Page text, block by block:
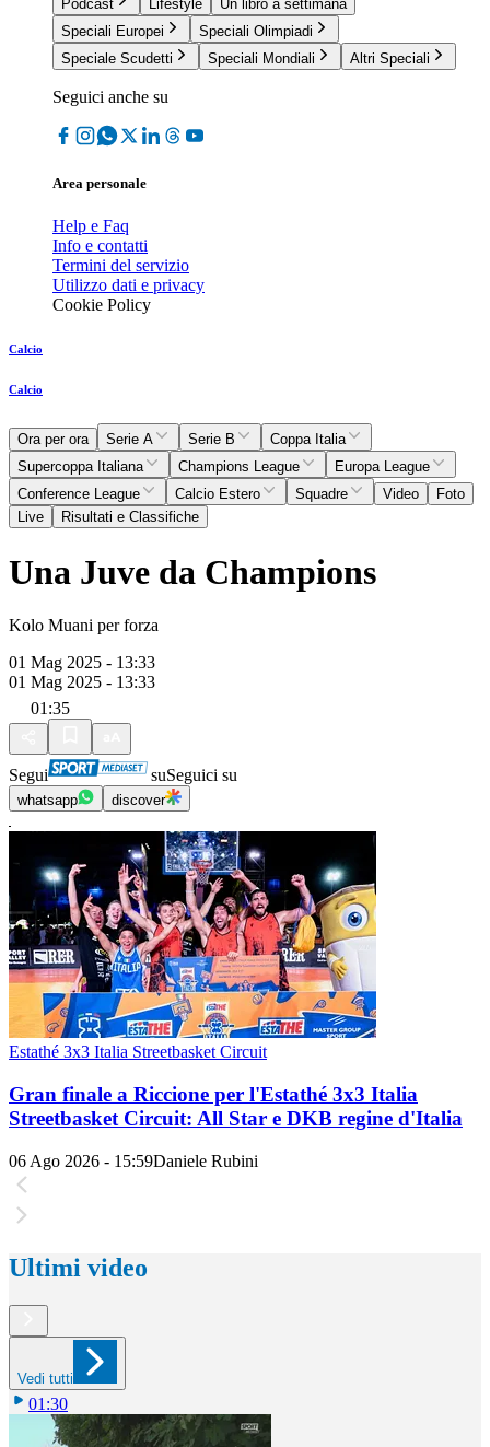
Podcast
Lifestyle
Un libro a settimana
Speciali Europei
Speciali Olimpiadi
Speciale Scudetti
Speciali Mondiali Altri Speciali
Seguici anche su
Area personale
Help e Faq
Info e contatti
Termini del servizio
Utilizzo dati e privacy
Cookie Policy
Calcio
Calcio
Ora per ora Serie A Serie B
Coppa Italia
Supercoppa Italiana
Champions League
Europa League
Conference League
Calcio Estero Squadre Video
Foto
Live
Risultati e Classifiche
Una Juve da Champions
Kolo Muani per forza
01 Mag 2025 - 13:33
01 Mag 2025 - 13:33
01:35
Segui suSeguici su
whatsapp discover
Estathé 3x3 Italia Streetbasket Circuit
Gran finale a Riccione per l'Estathé 3x3 Italia
Streetbasket Circuit: All Star e DKB regine d'Italia
06 Ago 2026 - 15:59Daniele Rubini
Ultimi video
Vedi tutti
01:30